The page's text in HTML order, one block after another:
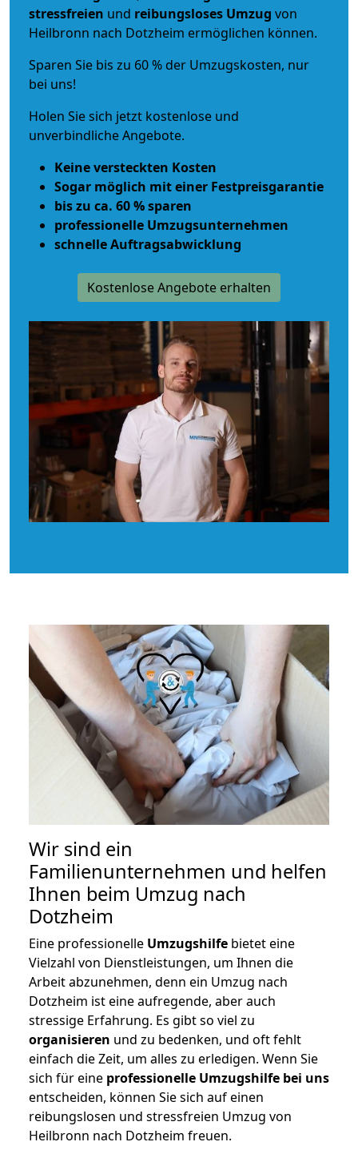
stressfreien und reibungsloses Umzug von
Heilbronn nach Dotzheim ermöglichen können.
Sparen Sie bis zu 60 % der Umzugskosten, nur
bei uns!
Holen Sie sich jetzt kostenlose und
unverbindliche Angebote.
Keine versteckten Kosten
Sogar möglich mit einer Festpreisgarantie
bis zu ca. 60 % sparen
professionelle Umzugsunternehmen
schnelle Auftragsabwicklung
Kostenlose Angebote erhalten
Wir sind ein
Familienunternehmen und helfen
Ihnen beim Umzug nach
Dotzheim
Eine professionelle Umzugshilfe bietet eine
Vielzahl von Dienstleistungen, um Ihnen die
Arbeit abzunehmen, denn ein Umzug nach
Dotzheim ist eine aufregende, aber auch
stressige Erfahrung. Es gibt so viel zu
organisieren und zu bedenken, und oft fehlt
einfach die Zeit, um alles zu erledigen. Wenn Sie
sich für eine professionelle Umzugshilfe bei uns
entscheiden, können Sie sich auf einen
reibungslosen und stressfreien Umzug von
Heilbronn nach Dotzheim freuen.